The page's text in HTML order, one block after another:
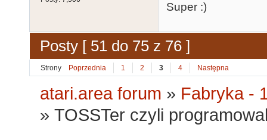
Super :)
Posty [ 51 do 75 z 76 ]
Strony Poprzednia 1 2 3 4 Następna
atari.area forum » Fabryka -
»TOSSTer czyli